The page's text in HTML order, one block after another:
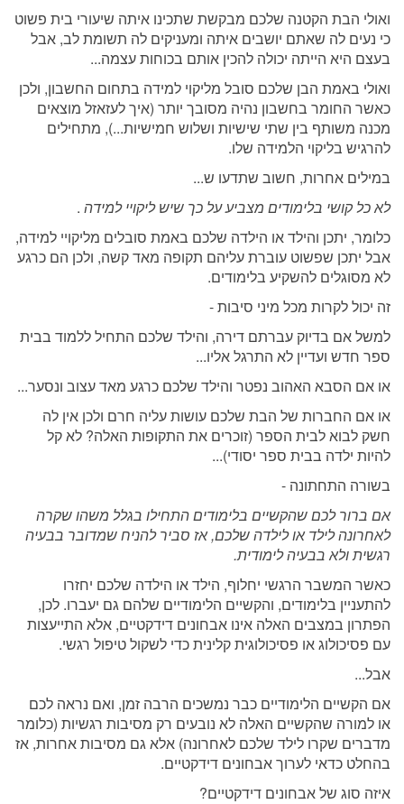
ואולי הבת הקטנה שלכם מבקשת שתכינו איתה שיעורי בית פשוט
כי נעים לה שאתם יושבים איתה ומעניקים לה תשומת לב, אבל
בעצם היא הייתה יכולה להכין אותם בכוחות עצמה...
ואולי באמת הבן שלכם סובל מליקוי למידה בתחום החשבון, ולכן
כאשר החומר בחשבון נהיה מסובך יותר (איך לעזאזל מוצאים
מכנה משותף בין שתי שישיות ושלוש חמישיות...), מתחילים
להרגיש בליקוי הלמידה שלו.
במילים אחרות, חשוב שתדעו ש...
לא כל קושי בלימודים מצביע על כך שיש ליקויי למידה .
כלומר, יתכן והילד או הילדה שלכם באמת סובלים מליקויי למידה,
אבל יתכן שפשוט עוברת עליהם תקופה מאד קשה, ולכן הם כרגע
לא מסוגלים להשקיע בלימודים.
זה יכול לקרות מכל מיני סיבות -
למשל אם בדיוק עברתם דירה, והילד שלכם התחיל ללמוד בבית
ספר חדש ועדיין לא התרגל אליו...
או אם הסבא האהוב נפטר והילד שלכם כרגע מאד עצוב ונסער...
או אם החברות של הבת שלכם עושות עליה חרם ולכן אין לה
חשק לבוא לבית הספר (זוכרים את התקופות האלה? לא קל
להיות ילדה בבית ספר יסודי)...
בשורה התחתונה -
אם ברור לכם שהקשיים בלימודים התחילו בגלל משהו שקרה
לאחרונה לילד או לילדה שלכם, אז סביר להניח שמדובר בבעיה
רגשית ולא בבעיה לימודית.
כאשר המשבר הרגשי יחלוף, הילד או הילדה שלכם יחזרו
להתעניין בלימודים, והקשיים הלימודיים שלהם גם יעברו. לכן,
הפתרון במצבים האלה אינו אבחונים דידקטיים, אלא התייעצות
עם פסיכולוג או פסיכולוגית קלינית כדי לשקול טיפול רגשי.
אבל...
אם הקשיים הלימודיים כבר נמשכים הרבה זמן, ואם נראה לכם
או למורה שהקשיים האלה לא נובעים רק מסיבות רגשיות (כלומר
מדברים שקרו לילד שלכם לאחרונה) אלא גם מסיבות אחרות, אז
בהחלט כדאי לערוך אבחונים דידקטיים.
איזה סוג של אבחונים דידקטיים?